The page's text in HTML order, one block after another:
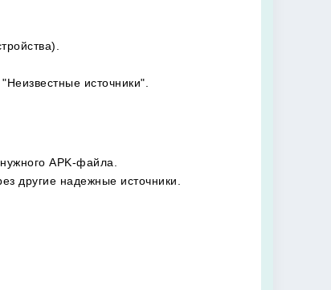
источники".
APK-файла.
другие надежные источники.